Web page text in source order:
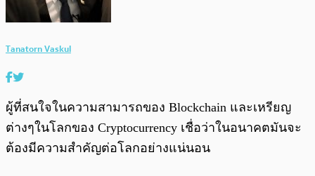
Tanatorn Vaskul
ผู้ที่สนใจในความสามารถของ Blockchain และเหรียญ
ต่างๆในโลกของ Cryptocurrency เชื่อว่าในอนาคตมันจะ
ต้องมีความสำคัญต่อโลกอย่างแน่นอน